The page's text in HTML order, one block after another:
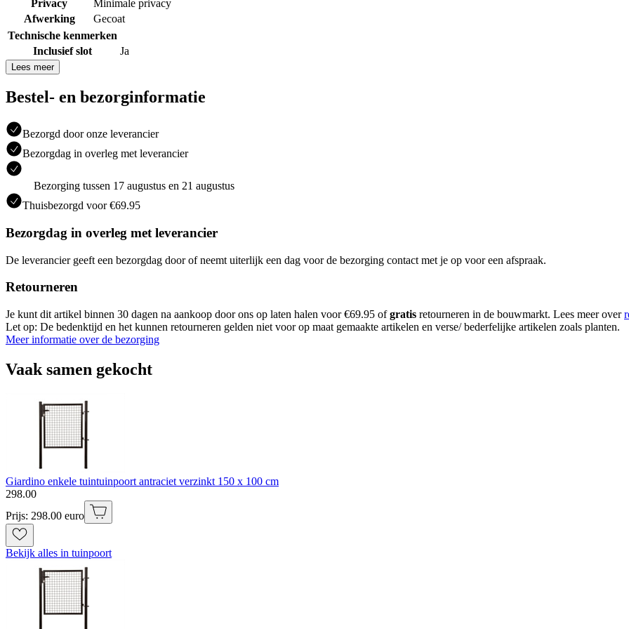
Privacy
Minimale privacy
Afwerking
Gecoat
Technische kenmerken
Inclusief slot
Ja
Lees meer
Bestel- en bezorginformatie
Bezorgd door onze leverancier
Bezorgdag in overleg met leverancier
Bezorging tussen 17 augustus en 21 augustus
Thuisbezorgd voor €69.95
Bezorgdag in overleg met leverancier
De leverancier geeft een bezorgdag door of neemt uiterlijk een dag voor de bezorging contact met je op voor een afspraak.
Retourneren
Je kunt dit artikel binnen 30 dagen na aankoop door ons op laten halen voor €69.95 ofgratis retourneren in de bouwmarkt. Lees meer over
Let op: De bedenktijd en het kunnen retourneren gelden niet voor op maat gemaakte artikelen en verse/ bederfelijke artikelen zoals planten.
Meer informatie over de bezorging
Vaak samen gekocht
Giardino enkele tuintuinpoort antraciet verzinkt 150 x 100 cm
298.00
Prijs: 298.00 euro
Bekijk alles in tuinpoort